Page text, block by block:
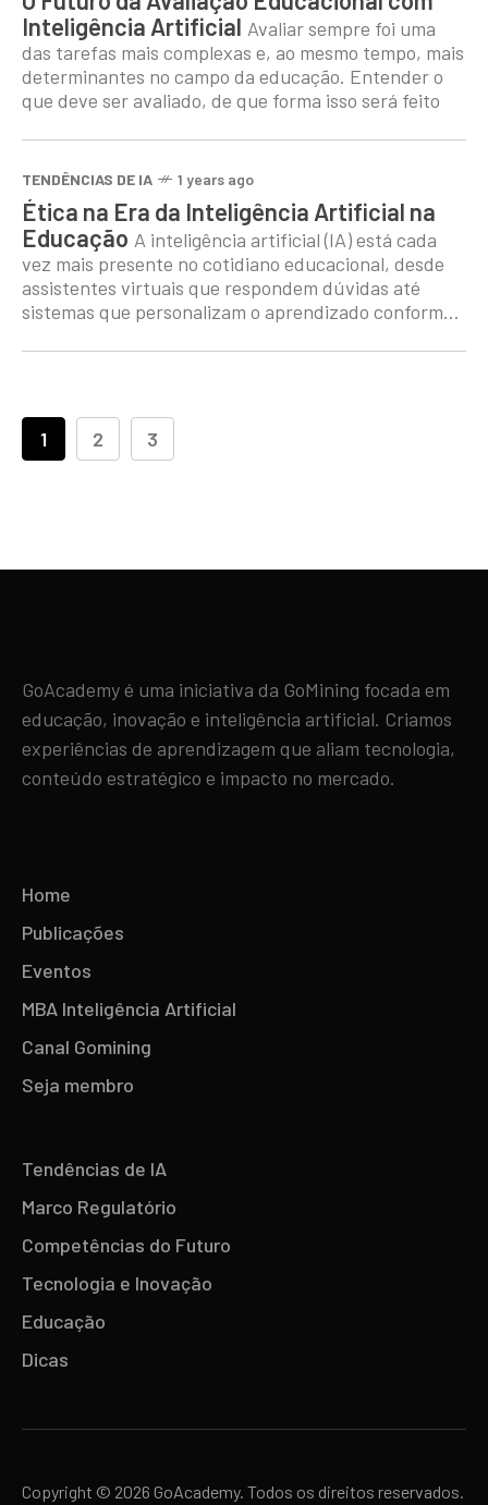
Inteligência Artificial Avaliar sempre foi uma
das tarefas mais complexas e, ao mesmo tempo, mais
determinantes no campo da educação. Entender o
que deve ser avaliado, de que forma isso será feito
TENDÊNCIAS DE IA 1 years ago
Ética na Era da Inteligência Artificial na
Educação A inteligência artificial (IA) está cada
vez mais presente no cotidiano educacional, desde
assistentes virtuais que respondem dúvidas até
sistemas que personalizam o aprendizado conforme
1 2 3
GoAcademy é uma iniciativa da GoMining focada em
educação, inovação e inteligência artificial. Criamos
experiências de aprendizagem que aliam tecnologia,
conteúdo estratégico e impacto no mercado.
Home
Publicações
Eventos
MBA Inteligência Artificial
Canal Gomining
Seja membro
Tendências de IA
Marco Regulatório
Competências do Futuro
Tecnologia e Inovação
Educação
Dicas
Copyright © 2026 GoAcademy. Todos os direitos reservados.